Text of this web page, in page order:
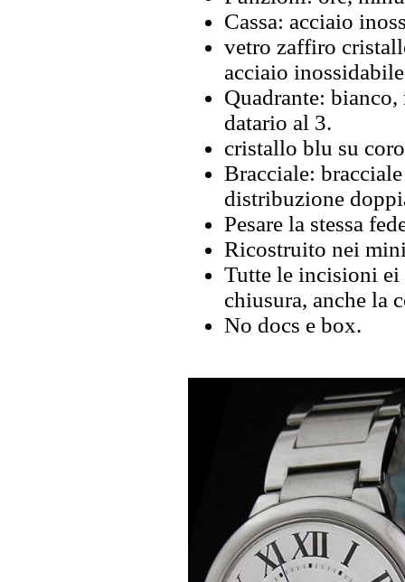
Cassa: acciaio
vetro zaffiro
acciaio
Quadrante:
datario al 3.
cristallo blu su
Bracciale:
distribuzione
Pesare la stessa
Ricostruito nei
Tutte le incisioni
chiusura, anche la
No docs e box.